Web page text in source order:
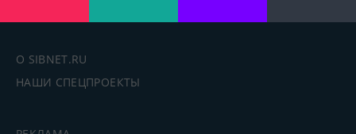
О SIBNET.RU
НАШИ СПЕЦПРОЕКТЫ